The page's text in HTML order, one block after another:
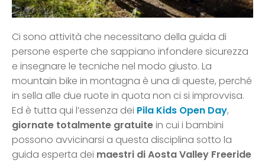
Ci sono attività che necessitano della guida di
persone esperte che sappiano infondere sicurezza
e insegnare le tecniche nel modo giusto. La
mountain bike in montagna è una di queste, perché
in sella alle due ruote in quota non ci si improvvisa.
Ed è tutta qui l’essenza dei Pila Kids Open Day,
giornate totalmente gratuitein cui i bambini
possono avvicinarsi a questa disciplina sotto la
guida esperta dei maestri di Aosta Valley Freeride